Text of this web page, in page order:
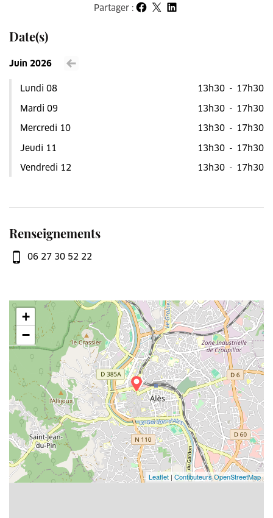
Date(s)
Voir le mois précédent
Juin 2026
Lundi 08 13h30 - 17h30
Mardi 09
13h30 - 17h30
Mercredi 10
13h30 - 17h30
Jeudi 11
13h30 - 17h30
Vendredi 12
13h30 - 17h30
Renseignements
06 27 30 52 22
+
−
Leaflet |Contibuteurs OpenStreetMap
Partager :Partager sur Facebook
Partager sur X
Partager sur LinkedIn